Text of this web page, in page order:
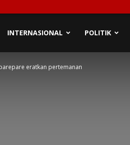
INTERNASIONAL POLITIK
eratkan pertemanan